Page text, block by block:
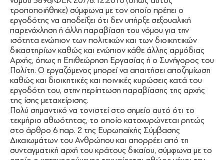
τροποποιήθηκε) σύμφωνα με τον οποίο πρέπει ο
εργοδότης να αποδείξει ότι δεν υπήρξε σεξουαλική
παρενόχληση ή άλλη παραβίαση του νόμου για την
ισότητα ενώπιον των πολιτικών και των διοικητικών
δικαστηρίων καθώς και ενώπιον κάθε άλλης αρμόδιας
Αρχής, όπως η Επιθεώρηση Εργασίας ή ο Συνήγορος του
Πολίτη. Ο εργαζόμενος μπορεί να απαιτήσει αποζημίωση
καθώς και διοικητικές και ποινικές κυρώσεις κατά του
εργοδότη του, στην περίπτωση παραβίασης της αρχής
της ίσης μεταχείρισης.
Πολύ σημαντικό να τονιστεί στο σημείο αυτό ότι το
τεκμήριο αθωότητας, το οποίο κατοχυρώνεται ρητώς
στο άρθρο 6 παρ. 2 της Ευρωπαϊκής Σύμβασης
Δικαιωμάτων του Ανθρώπου και απορρέει από τη
συνταγματική αρχή του κράτους δικαίου, σύμφωνα με το